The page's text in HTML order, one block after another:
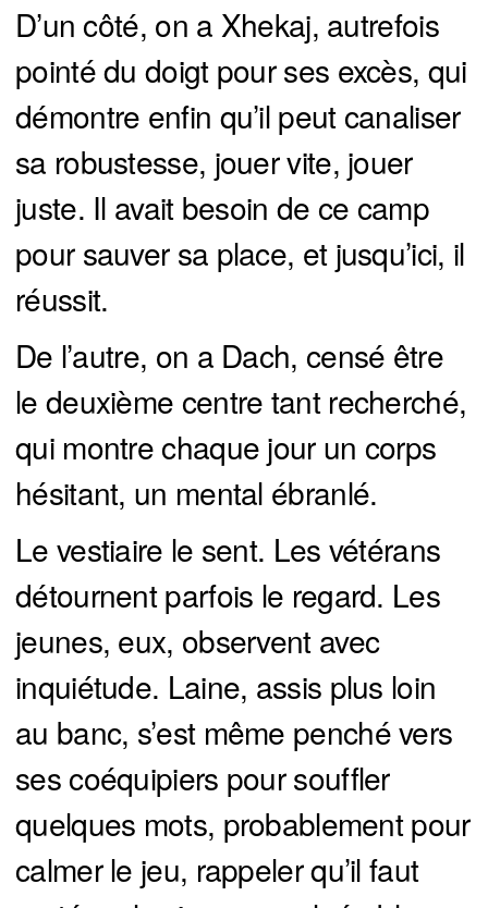
D’un côté, on a Xhekaj, autrefois
pointé du doigt pour ses excès, qui
démontre enfin qu’il peut canaliser
sa robustesse, jouer vite, jouer
juste. Il avait besoin de ce camp
pour sauver sa place, et jusqu’ici, il
réussit.
De l’autre, on a Dach, censé être
le deuxième centre tant recherché,
qui montre chaque jour un corps
hésitant, un mental ébranlé.
Le vestiaire le sent. Les vétérans
détournent parfois le regard. Les
jeunes, eux, observent avec
inquiétude. Laine, assis plus loin
au banc, s’est même penché vers
ses coéquipiers pour souffler
quelques mots, probablement pour
calmer le jeu, rappeler qu’il faut